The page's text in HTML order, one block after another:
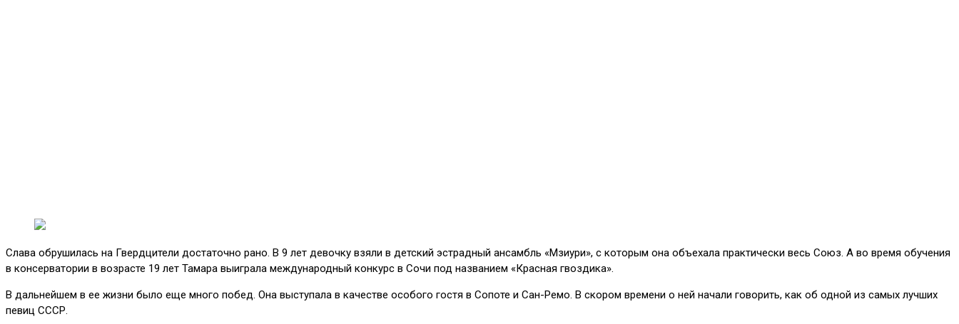
Слава обрушилась на Гвердцители достаточно рано. В 9 лет девочку взяли в детский эстрадный ансамбль «Мзиури», с которым она объехала практически весь Союз. А во время обучения
в консерватории в возрасте 19 лет Тамара выиграла международный конкурс в Сочи под названием «Красная гвоздика».
В дальнейшем в ее жизни было еще много побед. Она выступала в качестве особого гостя в Сопоте и Сан-Ремо. В скором времени о ней начали говорить, как об одной из самых лучших
певиц СССР.